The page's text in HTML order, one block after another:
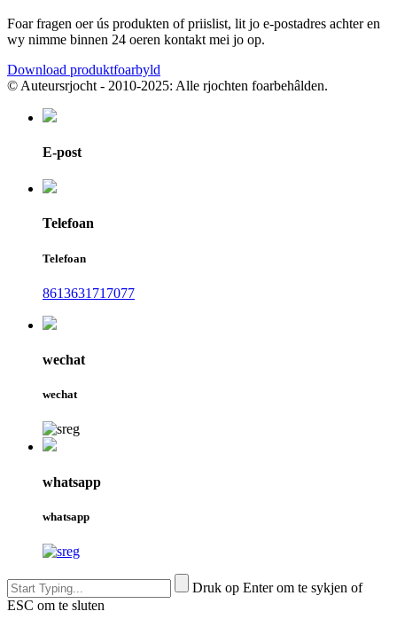
Foar fragen oer ús produkten of priislist, lit jo e-postadres achter en
wy nimme binnen 24 oeren kontakt mei jo op.
Download produktfoarbyld
© Auteursrjocht - 2010-2025: Alle rjochten foarbehâlden.
E-post
Telefoan
Telefoan
8613631717077
wechat
wechat
whatsapp
whatsapp
Druk op Enter om te sykjen of
ESC om te sluten